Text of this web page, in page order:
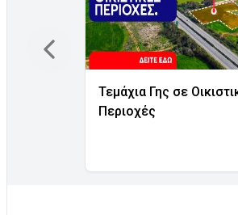
Τεμάχια Γης σε
Περιοχές